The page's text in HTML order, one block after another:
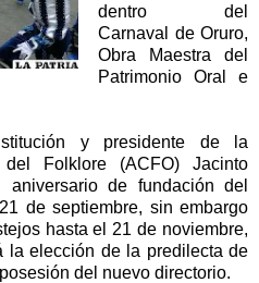
dentro del
Carnaval de Oruro,
Obra Maestra del
Patrimonio Oral e
y presidente de la
Folklore (ACFO) Jacinto
de fundación del
de septiembre, sin embargo
hasta el 21 de noviembre,
la elección de la predilecta de
del nuevo directorio.